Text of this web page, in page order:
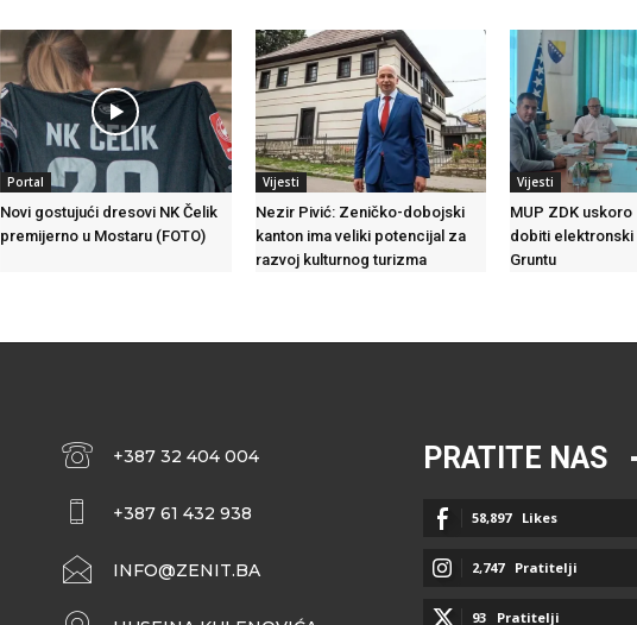
Portal
Novi gostujući dresovi NK Čelik
premijerno u Mostaru (FOTO)
Vijesti
Nezir Pivić: Zeničko-dobojski
kanton ima veliki potencijal za
razvoj kulturnog turizma
Vijesti
MUP ZDK
dobiti
Gruntu
+387 32 404 004
+387 61 432 938
INFO@ZENIT.BA
PRATITE NAS
58,897 Likes
2,747 Pratitelji
93 Pratitelji